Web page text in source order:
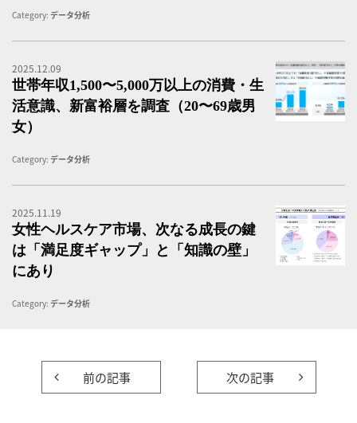
Category: データ分析
2025.12.09
世帯年収1,500〜5,000万以上の消費・生
活意識、新富裕層を調査（20〜69歳男
女）
Category: データ分析
2025.11.19
女性ヘルスケア市場、次なる成長の鍵
は「満足度ギャップ」と「知識の壁」
にあり
Category: データ分析
前の記事 次の記事